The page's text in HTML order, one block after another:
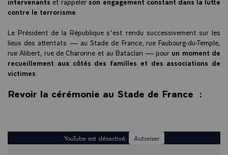
contre le terrorisme
Le Président de la République s'est rendu successivement sur les
lieux des attentats — au Stade de France, rue Faubourg-du-Temple,
rue Alibert, rue de Charonne et au Bataclan — pour un moment de
recueillement aux côtés des familles et des associations de
victimes
Revoir la cérémonie au Stade de France :
YouTube est désactivé. Autoriser